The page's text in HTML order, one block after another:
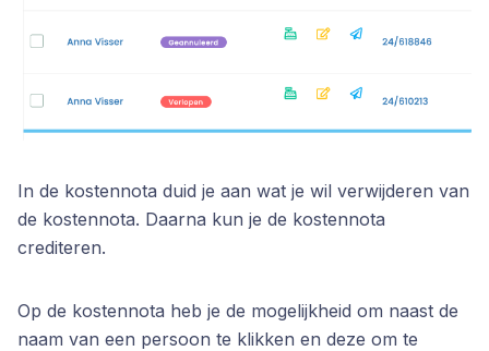
In de kostennota duid je aan wat je wil verwijderen van
de kostennota. Daarna kun je de kostennota
crediteren.
Op de kostennota heb je de mogelijkheid om naast de
naam van een persoon te klikken en deze om te